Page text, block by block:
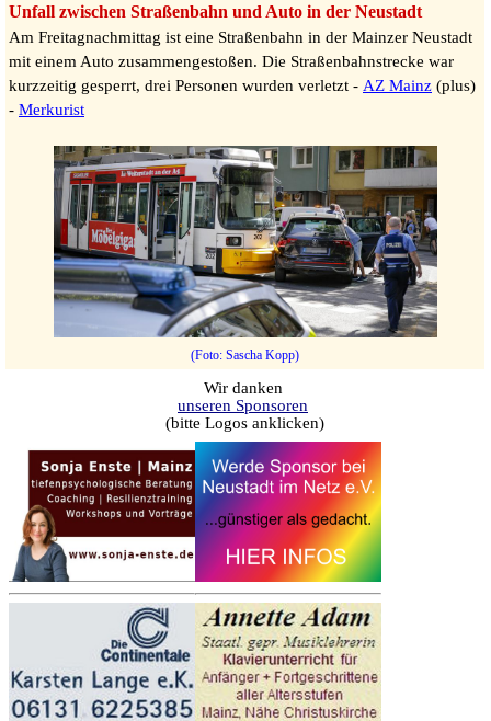
Unfall zwischen Straßenbahn und Auto in der Neustadt
Am Freitagnachmittag ist eine Straßenbahn in der Mainzer Neustadt
mit einem Auto zusammengestoßen. Die Straßenbahnstrecke war
kurzzeitig gesperrt, drei Personen wurden verletzt - AZ Mainz (plus)
- Merkurist
(Foto: Sascha Kopp)
Wir danken
unseren Sponsoren
(bitte Logos anklicken)